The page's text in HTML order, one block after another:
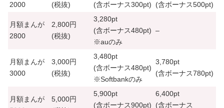
2000 (税抜) (含ボーナス300pt) (含ボーナス500pt)
月額まんが
2800
2,800円
(税抜)
3,280pt
(含ボーナス480pt)
※auのみ
–
月額まんが
3000
3,000円
(税抜)
3,480pt
(含ボーナス480pt)
※Softbankのみ
3,780pt
(含ボーナス780pt)
月額まんが
5,000円
5,900pt
(含ボーナス900pt)
6,400pt
(含ボーナス